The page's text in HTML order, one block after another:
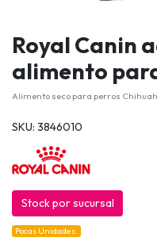
Royal Canin
alimento
Alimento seco para perros
SKU: 3846010
Stock por sucursal
Pocas Unidades.